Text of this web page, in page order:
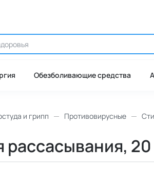
Обезболивающие средства
и грипп Противовирусные
20